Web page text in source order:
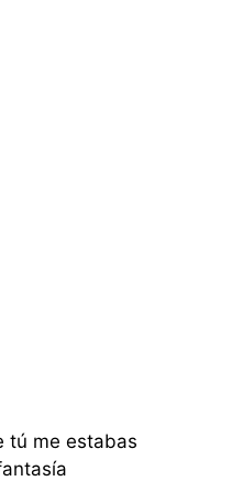
tú me estabas